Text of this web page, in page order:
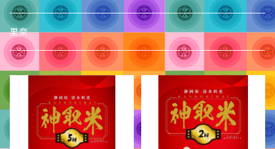
里奈